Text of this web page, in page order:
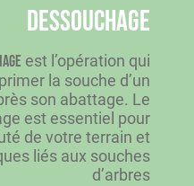
Dessouchage
est l’opération qui
la souche d’un
son abattage. Le
est essentiel pour
de votre terrain et
liés aux souches
d’arbres